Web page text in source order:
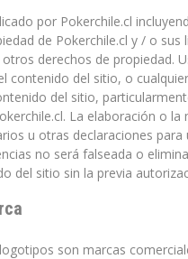
por Pokerchile.cl
de Pokerchile.cl y / o
derechos de propiedad.
contenido del sitio, o
del sitio,
La elaboración o
u otras declaraciones
no será falseada o
del sitio sin la previa
son marcas